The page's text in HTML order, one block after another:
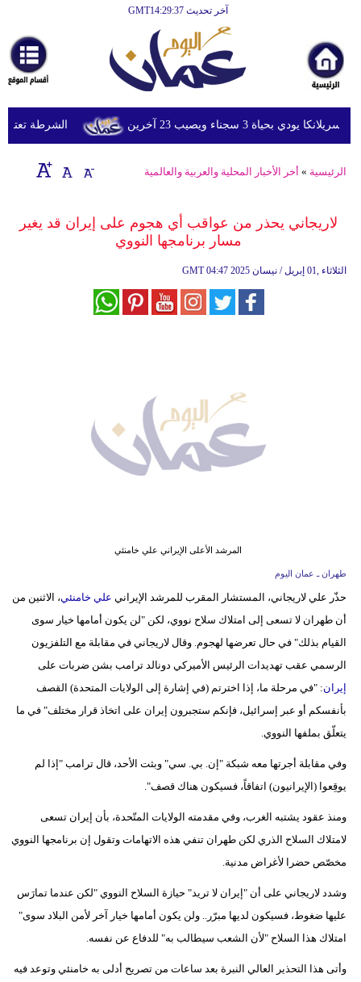
آخر تحديث GMT14:29:37
أخبارعاجلة
رياضة
ثقافة
إقتصاد
وموسيقى
وتكنولوجيا
أبراج
الشرطة تعتقل 3 سجناء ويصيب 23 آخرين
الرئيسية » أخر الأخبار المحلية والعربية والعالمية
لاريجاني يحذر من عواقب أي هجوم على إيران قد يغير
مسار برنامجها النووي
GMT 04:47 2025 الثلاثاء ,01 إبريل / نيسان
المرشد الأعلى الإيراني علي خامنئي
طهران ـ عمان اليوم
حذّر علي لاريجاني، المستشار المقرب للمرشد الإيراني علي خامنئي، الاثنين من
أن طهران لا تسعى إلى امتلاك سلاح نووي، لكن "لن يكون أمامها خيار سوى
القيام بذلك" في حال تعرضها لهجوم. وقال لاريجاني في مقابلة مع التلفزيون
الرسمي عقب تهديدات الرئيس الأميركي دونالد ترامب بشن ضربات على
إيران: "في مرحلة ما، إذا اخترتم (في إشارة إلى الولايات المتحدة) القصف
بأنفسكم أو عبر إسرائيل، فإنكم ستجبرون إيران على اتخاذ قرار مختلف" في ما
يتعلّق بملفها النووي.
وفي مقابلة أجرتها معه شبكة "إن. بي. سي" وبثت الأحد، قال ترامب "إذا لم
يوقِعوا (الإيرانيون) اتفاقاً، فسيكون هناك قصف".
ومنذ عقود يشتبه الغرب، وفي مقدمته الولايات المتّحدة، بأن إيران تسعى
لامتلاك السلاح الذري لكن طهران تنفي هذه الاتهامات وتقول إن برنامجها النووي
مخصّص حضرا لأغراض مدنية.
وشدد لاريجاني على أن "إيران لا تريد" حيازة السلاح النووي "لكن عندما تمارَس
عليها ضغوط، فسيكون لديها مبرّر.. ولن يكون أمامها خيار آخر لأمن البلاد سوى"
امتلاك هذا السلاح "لأن الشعب سيطالب به" للدفاع عن نفسه.
وأتى هذا التحذير العالي النبرة بعد ساعات من تصريح أدلى به خامنئي وتوعد فيه